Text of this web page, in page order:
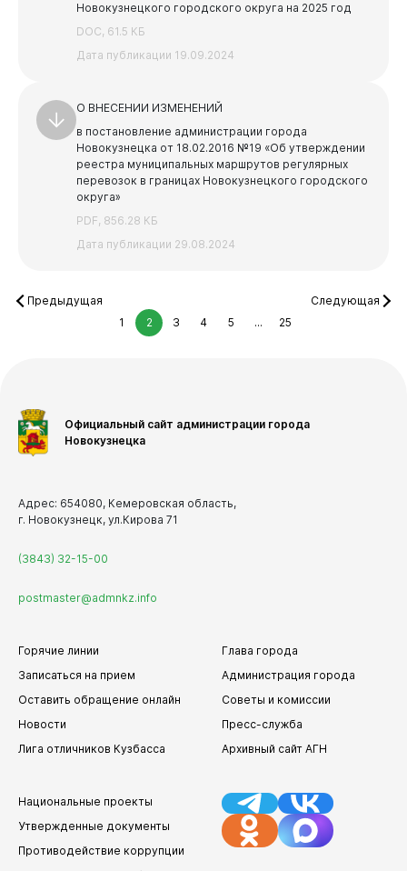
Новокузнецкого городского округа на 2025 год
DOC, 61.5 КБ
Дата публикации 19.09.2024
О ВНЕСЕНИИ ИЗМЕНЕНИЙ
в постановление администрации города
Новокузнецка от 18.02.2016 №19 «Об утверждении
реестра муниципальных маршрутов регулярных
перевозок в границах Новокузнецкого городского
округа»
PDF, 856.28 КБ
Дата публикации 29.08.2024
Предыдущая
1
2 3 4 5 ... 25
Следующая
Официальный сайт администрации города
Новокузнецка
Адрес: 654080, Кемеровская область,
г. Новокузнецк, ул.Кирова 71
(3843) 32-15-00
postmaster@admnkz.info
Горячие линии
Записаться на прием
Оставить обращение онлайн
Новости
Лига отличников Кузбасса
Глава города
Администрация города
Советы и комиссии
Пресс-служба
Архивный сайт АГН
Национальные проекты
Утвержденные документы
Противодействие коррупции